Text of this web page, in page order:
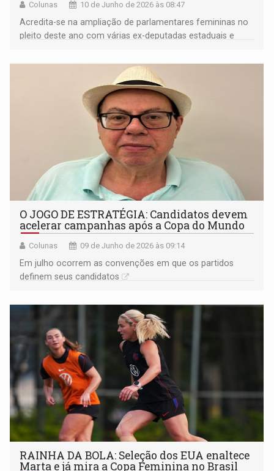
Colunas 10 de Junho de 2026 às 08:47
Acredita-se na ampliação de parlamentares femininas no
pleito deste ano com várias ex-deputadas estaduais e
O JOGO DE ESTRATÉGIA: Candidatos devem
acelerar campanhas após a Copa do Mundo
Colunas 09 de Junho de 2026 às 09:14
Em julho ocorrem as convenções em que os partidos
definem seus candidatos
RAINHA DA BOLA: Seleção dos EUA enaltece
Marta e já mira a Copa Feminina no Brasil